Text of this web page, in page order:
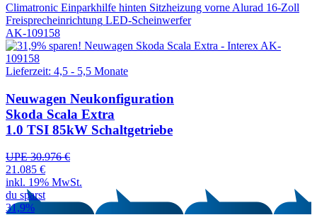
Climatronic Einparkhilfe hinten Sitzheizung vorne Alurad 16-Zoll
Freisprecheinrichtung LED-Scheinwerfer
AK-109158
Lieferzeit: 4,5 - 5,5 Monate
Neuwagen Neukonfiguration
Skoda Scala Extra
1.0 TSI 85kW Schaltgetriebe
UPE 30.976 €
21.085 €
inkl. 19% MwSt.
du sparst
31,9%